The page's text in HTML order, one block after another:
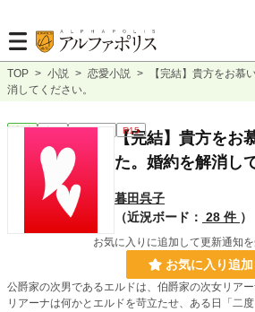
TOP > 小説 > 恋愛小説 >
【完結】貴方をお慕
消してください。
恋愛 完結 ｼｮｰﾄｼｮｰﾄ R15
【完結】貴方をお
た。婚約を解消し
暮田呉子
（近況ボード： 28 件 ）
お気に入りに追加して更新通知
お気に入り追加
公爵家の次男であるエルドは、伯爵家の次女リアー
リアーナは何かとエルドを苛立たせ、ある日「二